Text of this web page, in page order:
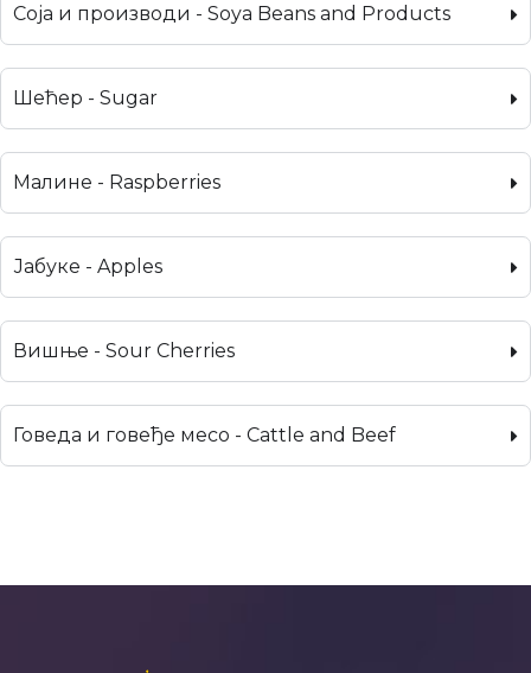
Соја и производи - Soya Beans and Products
Шећер - Sugar
Малине - Raspberries
Јабуке - Apples
Вишње - Sour Cherries
Говеда и говеђе месо - Cattle and Beef